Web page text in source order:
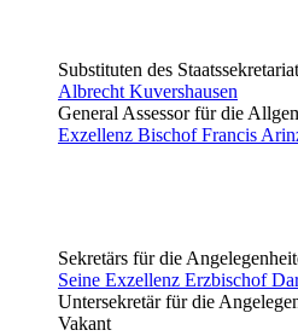
Substituten des
Albrecht Kuvershausen
General Assessor für die
Exzellenz Bischof Francis
Sekretärs für die
Seine Exzellenz Erzbischof
Untersekretär für die
Vakant